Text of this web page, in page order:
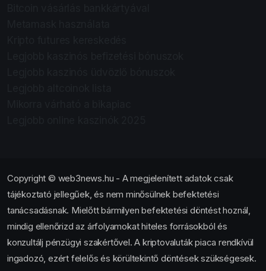
Copyright © web3news.hu - A megjelenített adatok csak
tájékoztató jellegűek, és nem minősülnek befektetési
tanácsadásnak. Mielőtt bármilyen befektetési döntést hoznál,
mindig ellenőrizd az árfolyamokat hiteles forrásokból és
konzultálj pénzügyi szakértővel. A kriptovaluták piaca rendkívül
ingadozó, ezért felelős és körültekintő döntések szükségesek.